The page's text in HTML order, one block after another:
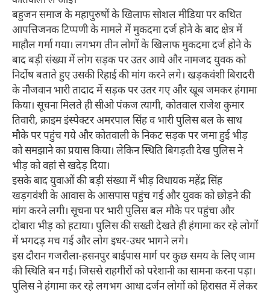
बहुजन समाज के महापुरुषों के खिलाफ सोशल मीडिया पर कथित
आपत्तिजनक टिप्पणी के मामले में मुकदमा दर्ज होने के बाद क्षेत्र में
माहौल गर्मा गया। लगभग तीन लोगों के खिलाफ मुकदमा दर्ज होने के
बाद बड़ी संख्या में लोग सड़क पर उतर आये और नामजद युवक को
निर्दोष बताते हुए उसकी रिहाई की मांग करने लगे। खड़कवंशी बिरादरी
के नौजवान भारी तादाद में सड़क पर उतर गए और खूब जमकर हंगामा
किया। सूचना मिलते ही सीओ पंकज त्यागी, कोतवाल राजेश कुमार
तिवारी, क्राइम इंस्पेक्टर अमरपाल सिंह व भारी पुलिस बल के साथ
मौके पर पहुंच गये और कोतवाली के निकट सड़क पर जमा हुई भीड़
को समझाने का प्रयास किया। लेकिन स्थिति बिगड़ती देख पुलिस ने
भीड़ को वहां से खदेड़ दिया।
इसके बाद युवाओं की बड़ी संख्या में भीड़ विधायक महेंद्र सिंह
खड़गवंशी के आवास के आसपास पहुंच गई और युवक को छोड़ने की
मांग करने लगी। सूचना पर भारी पुलिस बल मौके पर पहुंचा और
दोबारा भीड़ को हटाया। पुलिस की सख्ती देखते ही हंगामा कर रहे लोगों
में भगदड़ मच गई और लोग इधर-उधर भागने लगे।
इस दौरान गजरौला-हसनपुर बाईपास मार्ग पर कुछ समय के लिए जाम
की स्थिति बन गई। जिससे राहगीरों को परेशानी का सामना करना पड़ा।
पुलिस ने हंगामा कर रहे लगभग आधा दर्जन लोगों को हिरासत में लेकर